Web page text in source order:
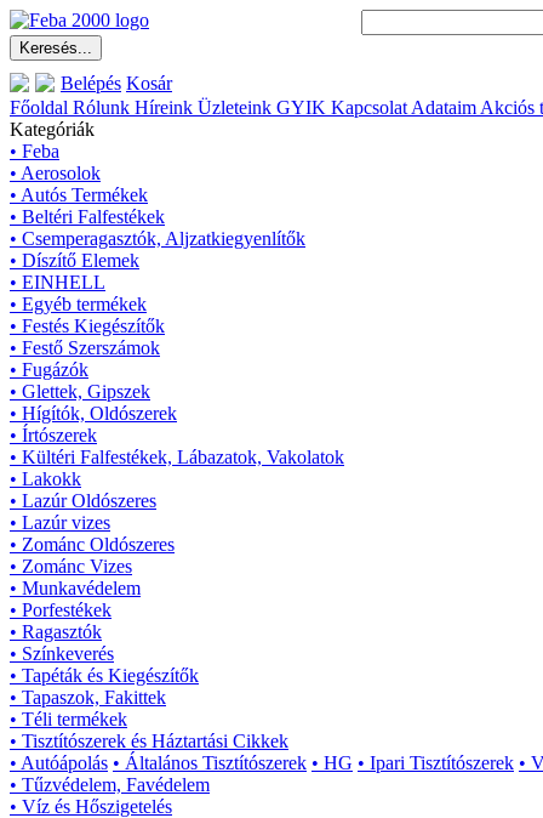
Belépés Kosár
Főoldal Rólunk Híreink Üzleteink GYIK Kapcsolat Adataim Akciós
Kategóriák
• Feba
• Aerosolok
• Autós Termékek
• Beltéri Falfestékek
• Csemperagasztók, Aljzatkiegyenlítők
• Díszítő Elemek
• EINHELL
• Egyéb termékek
• Festés Kiegészítők
• Festő Szerszámok
• Fugázók
• Glettek, Gipszek
• Hígítók, Oldószerek
• Írtószerek
• Kültéri Falfestékek, Lábazatok, Vakolatok
• Lakokk
• Lazúr Oldószeres
• Lazúr vizes
• Zománc Oldószeres
• Zománc Vizes
• Munkavédelem
• Porfestékek
• Ragasztók
• Színkeverés
• Tapéták és Kiegészítők
• Tapaszok, Fakittek
• Téli termékek
• Tisztítószerek és Háztartási Cikkek
• Autóápolás • Általános Tisztítószerek • HG • Ipari Tisztítószerek •
• Tűzvédelem, Favédelem
• Víz és Hőszigetelés